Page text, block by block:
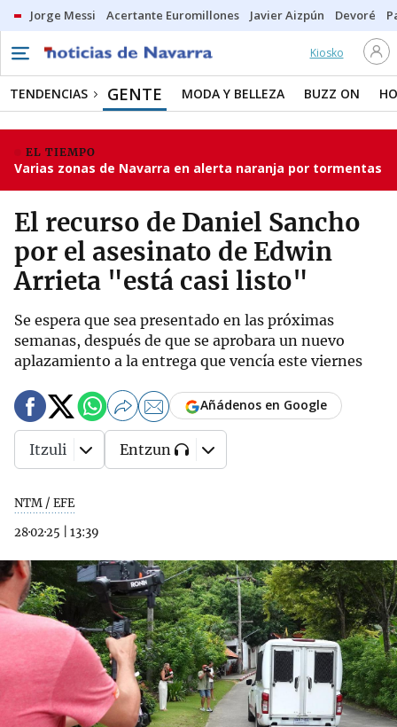
Jorge Messi Acertante Euromillones Javier Aizpún Devoré
Kiosko
TENDENCIAS GENTE MODA Y BELLEZA BUZZ ON
EL TIEMPO
Varias zonas de Navarra en alerta naranja por tormentas
El recurso de Daniel Sancho
por el asesinato de Edwin
Arrieta "está casi listo"
Se espera que sea presentado en las próximas
semanas, después de que se aprobara un nuevo
aplazamiento a la entrega que vencía este viernes
NTM / EFE
28·02·25
13:39
Añádenos en Google
Itzuli Entzun